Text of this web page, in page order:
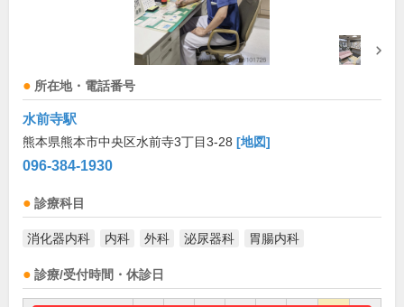
所在地・電話番号
水前寺駅
熊本県熊本市中央区水前寺3丁目3-28 [地図]
096-384-1930
診療科目
消化器内科 内科 外科 泌尿器科 胃腸内科
診療/受付時間・休診日